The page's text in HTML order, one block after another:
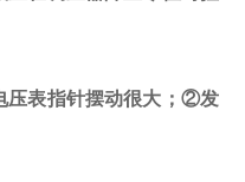
压表指针摆动很大； ②发